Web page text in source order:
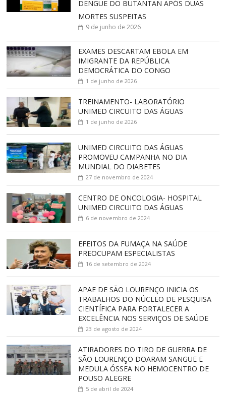
DENGUE DO BUTANTAN APÓS DUAS
MORTES SUSPEITAS
9 de junho de 2026
EXAMES DESCARTAM EBOLA EM
IMIGRANTE DA REPÚBLICA
DEMOCRÁTICA DO CONGO
1 de junho de 2026
TREINAMENTO- LABORATÓRIO
UNIMED CIRCUITO DAS ÁGUAS
1 de junho de 2026
UNIMED CIRCUITO DAS ÁGUAS
PROMOVEU CAMPANHA NO DIA
MUNDIAL DO DIABETES
27 de novembro de 2024
CENTRO DE ONCOLOGIA- HOSPITAL
UNIMED CIRCUITO DAS ÁGUAS
6 de novembro de 2024
EFEITOS DA FUMAÇA NA SAÚDE
PREOCUPAM ESPECIALISTAS
16 de setembro de 2024
APAE DE SÃO LOURENÇO INICIA OS
TRABALHOS DO NÚCLEO DE PESQUISA
CIENTÍFICA PARA FORTALECER A
EXCELÊNCIA NOS SERVIÇOS DE SAÚDE
23 de agosto de 2024
ATIRADORES DO TIRO DE GUERRA DE
SÃO LOURENÇO DOARAM SANGUE E
MEDULA ÓSSEA NO HEMOCENTRO DE
POUSO ALEGRE
5 de abril de 2024